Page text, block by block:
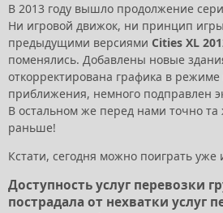
В 2013 году вышло продолжение
Ни игровой движок, ни принцип
предыдущими версиями Cities XL
поменялись. Добавлены новые
откорректирована графика в
приближения, немного подправлен
В остальном же перед нами точно та
раньше!
Кстати, сегодня можно поиграть уже
Доступность услуг перевозки
пострадала от нехватки услуг